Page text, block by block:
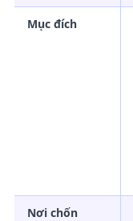
Mục đích
Nơi chốn